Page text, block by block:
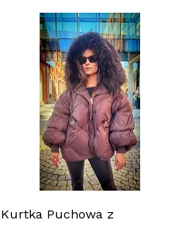
Быстрый просмотр
Kurtka Puchowa z